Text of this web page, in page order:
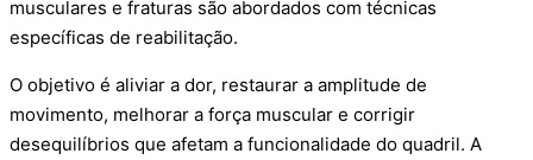
musculares e fraturas são abordados com técnicas
específicas de reabilitação.
O objetivo é aliviar a dor, restaurar a amplitude de
movimento, melhorar a força muscular e corrigir
desequilíbrios que afetam a funcionalidade do quadril. A